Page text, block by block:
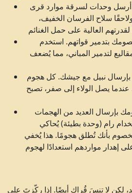
أرسل وحدات لسرقة موارد قرى
ولاحقًا سلاح الفرسان الخفيف،
بتدمير قواتهم. استخدم
لتدمير المباني، مما يُضعف
نبيل مع جيشك. كل هجوم
عندما يصل الولاء إلى صفر، تصبح
بإرسال العديد من الهجمات
رام (وحدة بطيئة) يُحاكي
بأنك تُطلق هجومًا. هذا يُخفي
إهدار مواردهم استعدادًا لهجوم
لكن لا تنسَ قُراك أيضًا. إذا ركّزتَ على